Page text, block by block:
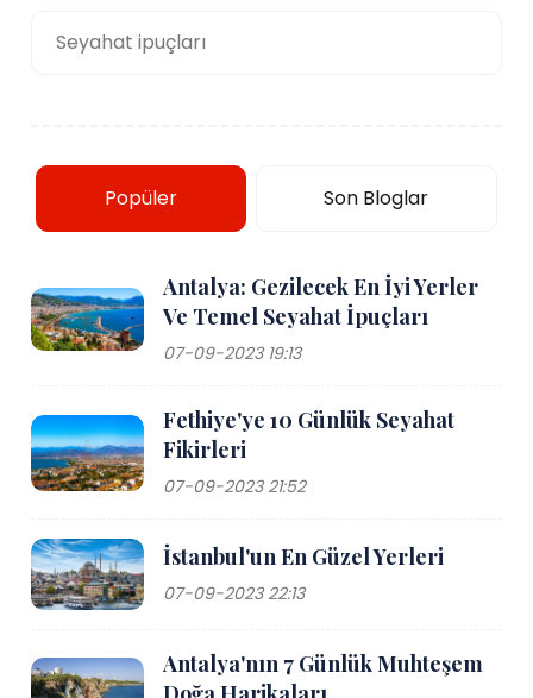
Seyahat ipuçları
Popüler Son Bloglar
Antalya: Gezilecek En İyi Yerler
Ve Temel Seyahat İpuçları
07-09-2023 19:13
Fethiye'ye 10 Günlük Seyahat
Fikirleri
07-09-2023 21:52
İstanbul'un En Güzel Yerleri
07-09-2023 22:13
Antalya'nın 7 Günlük Muhteşem